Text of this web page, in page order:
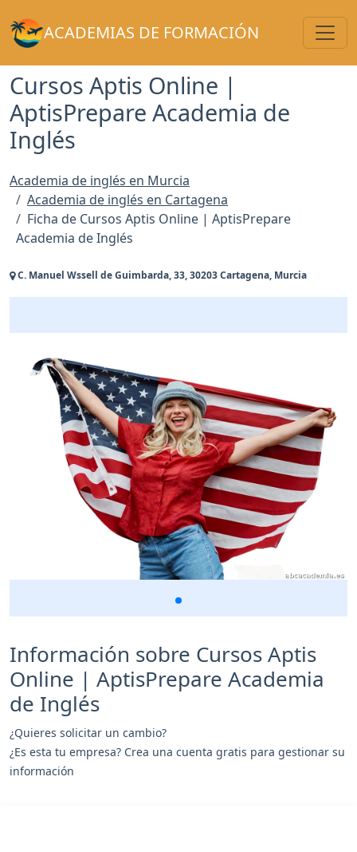
ACADEMIAS DE FORMACIÓN
Cursos Aptis Online |
AptisPrepare Academia de
Inglés
Academia de inglés en Murcia
Academia de inglés en Cartagena
Ficha de Cursos Aptis Online | AptisPrepare
Academia de Inglés
C. Manuel Wssell de Guimbarda, 33, 30203 Cartagena, Murcia
Información sobre Cursos Aptis
Online | AptisPrepare Academia
de Inglés
¿Quieres solicitar un cambio?
¿Es esta tu empresa? Crea una cuenta gratis para gestionar su
información